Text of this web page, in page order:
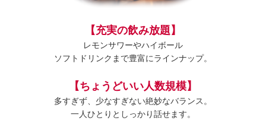
【充実の飲み放題】
レモンサワーやハイボール
ソフトドリンクまで豊富にラインナップ。
【ちょうどいい人数規模】
多すぎず、少なすぎない絶妙なバランス。
一人ひとりとしっかり話せます。